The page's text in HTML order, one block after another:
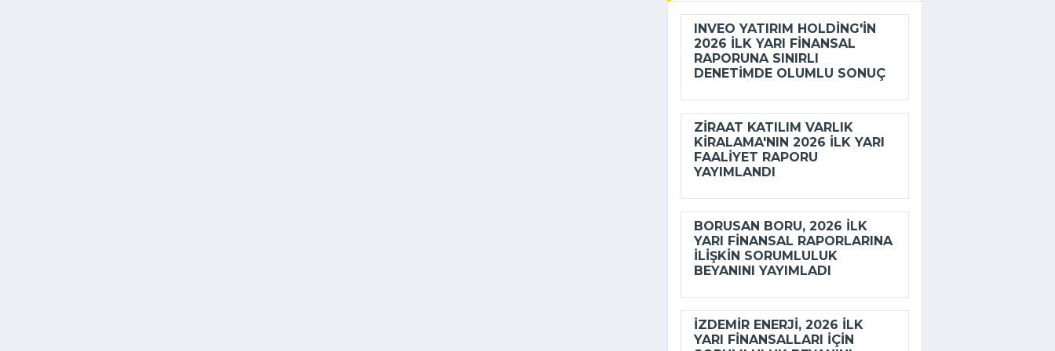
INVEO YATIRIM HOLDING'IN
2026 ILK YARI FINANSAL
RAPORUNA SINIRLI
DENETIMDE OLUMLU SONUÇ
ZIRAAT KATILIM VARLIK
KIRALAMA'NIN 2026 ILK YARI
FAALIYET RAPORU
YAYIMLANDI
BORUSAN BORU, 2026 ILK
YARI FINANSAL RAPORLARINA
ILIŞKIN SORUMLULUK
BEYANINI YAYIMLADI
İZDEMİR ENERJI, 2026 ILK
YARI FINANSALLARI IÇIN